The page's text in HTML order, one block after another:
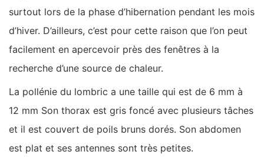
surtout lors de la phase d’hibernation pendant les mois
d’hiver. D’ailleurs, c’est pour cette raison que l’on peut
facilement en apercevoir près des fenêtres à la
recherche d’une source de chaleur.
La pollénie du lombric a une taille qui est de 6 mm à
12 mm Son thorax est gris foncé avec plusieurs tâches
et il est couvert de poils bruns dorés. Son abdomen
est plat et ses antennes sont très petites.